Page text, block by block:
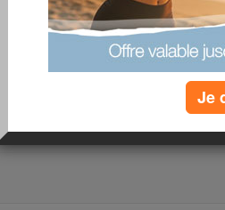
pour les repas de la journée pas faim donc
portez vous bien et prenez soin de vous
Je